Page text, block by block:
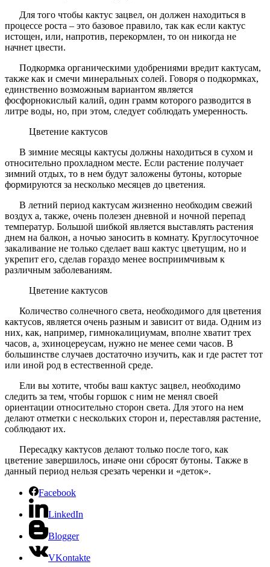
Для того чтобы кактус зацвел, он должен находиться в
процессе роста – это базовое правило, так как если кактус
истощен, или, напротив, перекормлен, то он никогда не
начнет цвести.
Подкормка органическими удобрениями вредит кактусам,
также как и смечи минеральных солей. Говоря о подкормках,
единственно возможным вариантом является
фосфорнокислый калий, один грамм которого разводится в
литре воды, но, при этом, следует соблюдать умеренность.
Цветение кактусов
В зимние месяцы кактусы должны находиться в сухом и
относительно прохладном месте. Если растение получает
зимний отдых, то в нем будут заложены бутоны, которые
формируются за несколько месяцев до цветения.
В летний период кактусам жизненно необходим свежий
воздух а, также, очень полезен дневной и ночной перепад
температур. Большой шибкой является выставлять растения
днем на балкон, а ночью заносить в комнату. Круглосуточное
закаливание не только сделает ваш кактус цветущим, но и
укрепит его, сделав гораздо менее восприимчивым к
различным заболеваниям.
Цветение кактусов
Количество солнечного света, необходимого для цветения
кактусов, является очень разным и зависит от вида. Одним из
них, как, например, гимнокалициумам, вполне хватит трех
часов, а, эхиноцереусам, нужно не менее семи часов. В
большинстве случаев достаточно изучить, как и где растет тот
или иной род в естественной среде.
Ели вы хотите, чтобы ваш кактус зацвел, необходимо
следить за тем, чтобы горшок с ним не менял своей
ориентации относительно сторон света. Для этого на нем
делают отметки с нескольких сторон и, переставляя растение,
соблюдают их.
Пересадку кактусов делают только после того, как
цветение завершилось, иначе они сбросят бутоны. Также в
данный период нельзя срезать черенки и «деток».
Facebook
LinkedIn
Blogger
VKontakte